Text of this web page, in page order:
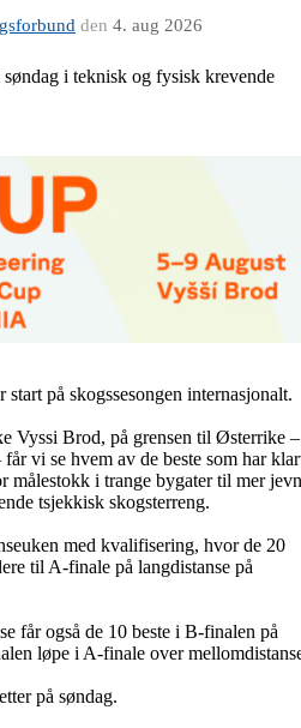
den 4. aug 2026
i teknisk og fysisk krevende
på skogssesongen internasjonalt.
Vyssi Brod, på grensen til Østerrike –
vi se hvem av de beste som har
målestokk i trange bygater til mer
tsjekkisk skogsterreng.
med kvalifisering, hvor de 20
til A-finale på langdistanse på
får også de 10 beste i B-finalen på
løpe i A-finale over
på søndag.